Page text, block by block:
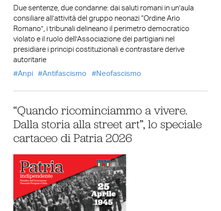
Due sentenze, due condanne: dai saluti romani in un’aula
consiliare all’attività del gruppo neonazi “Ordine Ario
Romano”, i tribunali delineano il perimetro democratico
violato e il ruolo dell’Associazione dei partigiani nel
presidiare i principi costituzionali e contrastare derive
autoritarie
Anpi
Antifascismo Neofascismo
“Quando ricominciammo a vivere.
Dalla storia alla street art”, lo speciale
cartaceo di Patria 2026